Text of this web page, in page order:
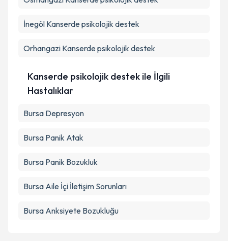
İnegöl Kanserde psikolojik destek
Orhangazi Kanserde psikolojik destek
Kanserde psikolojik destek ile İlgili
Hastalıklar
Bursa Depresyon
Bursa Panik Atak
Bursa Panik Bozukluk
Bursa Aile İçi İletişim Sorunları
Bursa Anksiyete Bozukluğu